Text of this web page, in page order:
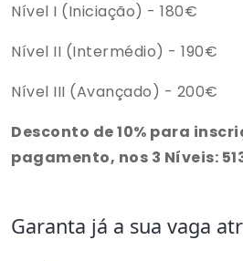
Nível I (Iniciação) - 180€
Nível II (Intermédio) - 190€
Nível III (Avançado) - 200€
Desconto de 10% para
pagamento, nos 3 Níveis:
Garanta já a sua vaga